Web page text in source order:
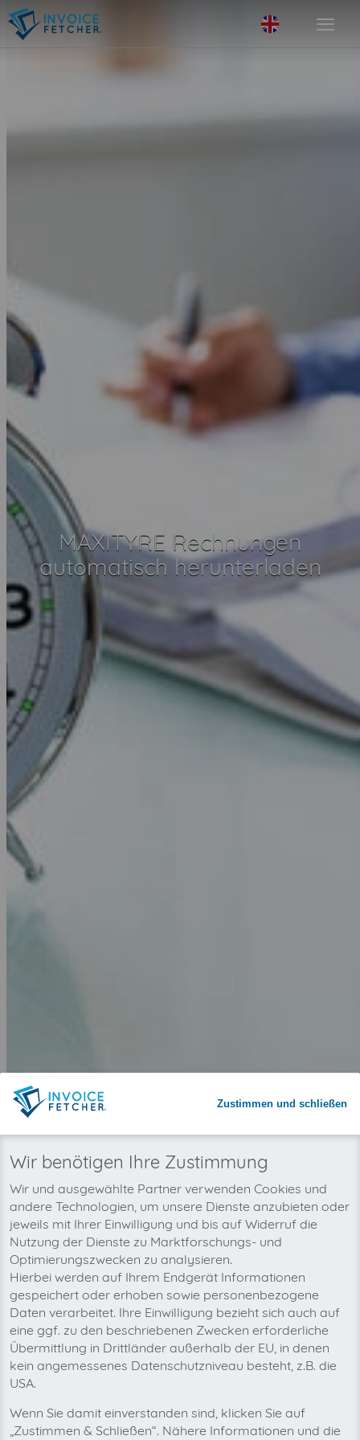
MAXITYRE Rechnungen
automatisch herunterladen
Warum invoicefetcher®: REGISTRIEREN
Wir wollen auch bald Ihre
MAXITYRE-Rechnungen
automatisch abholen!
Zustimmen und schließen
Wir benötigen Ihre Zustimmung
Wir und ausgewählte Partner verwenden Cookies und
andere Technologien, um unsere Dienste anzubieten oder
jeweils mit Ihrer Einwilligung und bis auf Widerruf die
Nutzung der Dienste zu Marktforschungs- und
Optimierungszwecken zu analysieren.
Hierbei werden auf Ihrem Endgerät Informationen
gespeichert oder erhoben sowie personenbezogene
Daten verarbeitet. Ihre Einwilligung bezieht sich auch auf
eine ggf. zu den beschriebenen Zwecken erforderliche
Übermittlung in Drittländer außerhalb der EU, in denen
kein angemessenes Datenschutzniveau besteht, z.B. die
USA.
Wenn Sie damit einverstanden sind, klicken Sie auf
„Zustimmen & Schließen“. Nähere Informationen und die